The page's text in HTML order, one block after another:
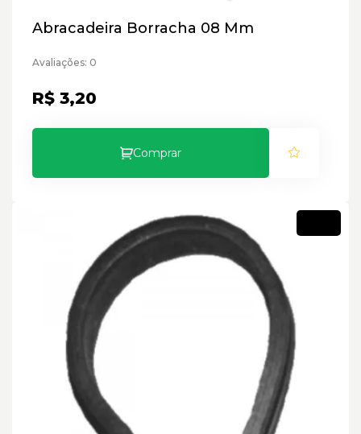
Abracadeira Borracha 08 Mm
Avaliações: 0
R$ 3,20
Comprar